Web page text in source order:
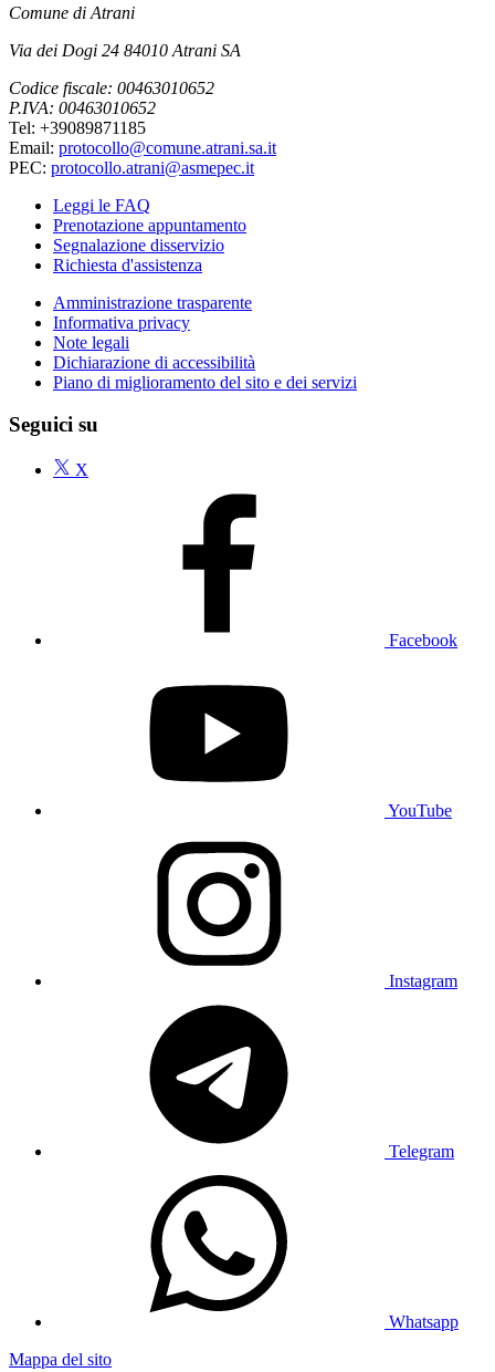
Comune di Atrani
Via dei Dogi 24 84010 Atrani SA
Codice fiscale: 00463010652
P.IVA: 00463010652
Tel: +39089871185
Email: protocollo@comune.atrani.sa.it
PEC: protocollo.atrani@asmepec.it
Leggi le FAQ
Prenotazione appuntamento
Segnalazione disservizio
Richiesta d'assistenza
Amministrazione trasparente
Informativa privacy
Note legali
Dichiarazione di accessibilità
Piano di miglioramento del sito e dei servizi
Seguici su
X
Facebook
YouTube
Instagram
Telegram
Whatsapp
Mappa del sito